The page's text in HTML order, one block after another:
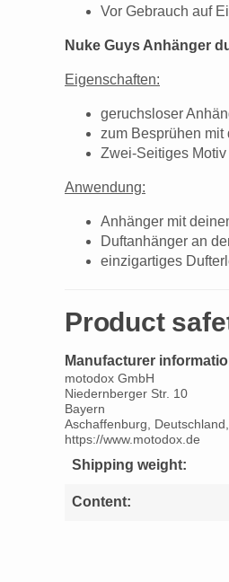
Vor Gebrauch auf
Nuke Guys Anhänger
Eigenschaften:
geruchsloser
zum Besprühen
Zwei-Seitiges
Anwendung:
Anhänger mit
Duftanhänger an
einzigartiges
Product
Manufacturer
motodox GmbH
Niedernberger Str. 10
Bayern
Aschaffenburg,
https://www.motodox.de
Shipping weight:
Content: